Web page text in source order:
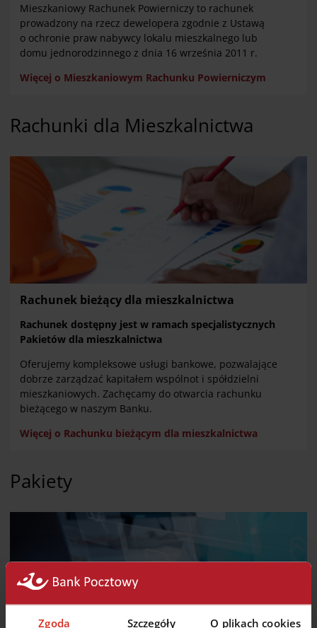
Zgoda Szczegóły O plikach cookies
Mieszkaniowy Rachunek Powierniczy to rachunek
prowadzony na rzecz dewelopera zgodnie z Ustawą
o ochronie praw nabywcy lokalu mieszkalnego lub
domu jednorodzinnego z dnia 16 września 2011 r.
Więcej o Mieszkaniowym Rachunku Powierniczym
Rachunki dla Mieszkalnictwa
Rachunek bieżący dla mieszkalnictwa
Rachunek dostępny jest w ramach specjalistycznych
Pakietów dla mieszkalnictwa
Oferujemy kompleksowe usługi bankowe, pozwalające
dobrze zarządzać kapitałem wspólnot i spółdzielni
mieszkaniowych. Zachęcamy do otwarcia rachunku
bieżącego w naszym Banku.
Więcej o Rachunku bieżącym dla mieszkalnictwa
Pakiety